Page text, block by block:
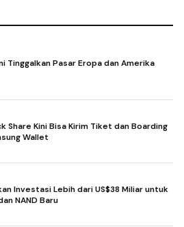
Tinggalkan Pasar Eropa dan Amerika
Share Kini Bisa Kirim Tiket dan Boarding
Wallet
Investasi Lebih dari US$38 Miliar untuk
NAND Baru